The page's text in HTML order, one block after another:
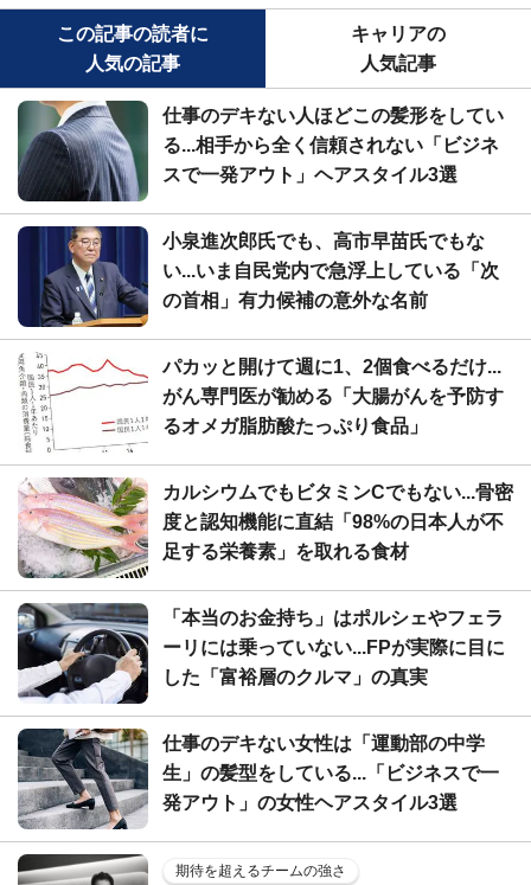
この記事の読者に
人気の記事
キャリアの
人気記事
仕事のデキない人ほどこの髪形をしてい
る...相手から全く信頼されない「ビジネ
スで一発アウト」ヘアスタイル3選
小泉進次郎氏でも、高市早苗氏でもな
い...いま自民党内で急浮上している「次
の首相」有力候補の意外な名前
パカッと開けて週に1、2個食べるだけ...
がん専門医が勧める「大腸がんを予防す
るオメガ脂肪酸たっぷり食品」
カルシウムでもビタミンCでもない...骨密
度と認知機能に直結「98%の日本人が不
足する栄養素」を取れる食材
「本当のお金持ち」はポルシェやフェラ
ーリには乗っていない...FPが実際に目に
した「富裕層のクルマ」の真実
仕事のデキない女性は「運動部の中学
生」の髪型をしている...「ビジネスで一
発アウト」の女性ヘアスタイル3選
期待を超えるチームの強さ